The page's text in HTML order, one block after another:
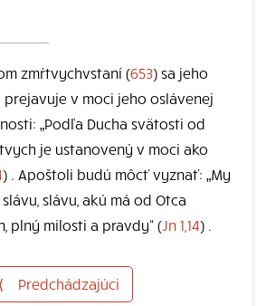
zmŕtvychvstaní (653) sa jeho
v moci jeho oslávenej
„Podľa Ducha svätosti od
je ustanovený v moci ako
) . Apoštoli budú môcť vyznať: „My
slávu, akú má od Otca
plný milosti a pravdy“ (Jn 1,14) .
⟨ Predchádzajúci